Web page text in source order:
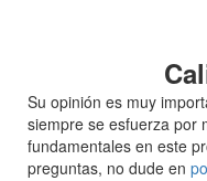
Su opinión es muy
siempre se esfuerza por
fundamentales en este
preguntas, no dude en